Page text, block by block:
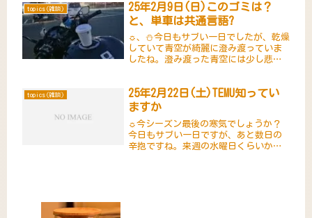
うにお願い致します。🕛🙏ご迷...
topics(雑談)
25年2月9日(日)このゴミは？
と、単車は共通言語?
☼、⛄今日もサブい一日でしたが、乾燥
していて青空が綺麗に澄み渡っていま
したね。澄み渡った青空には少し悲し
が引っ越しをしたのですが、その時に
引っ越しの荷物とは別に大量のゴミ
topics(雑談)
25年2月22日(土)TEMU知ってい
ますか
☼今シーズン最後の寒気でしょうか？
今日もサブい一日ですが、あと数日の
辛抱ですね。来週の水曜日くらいから